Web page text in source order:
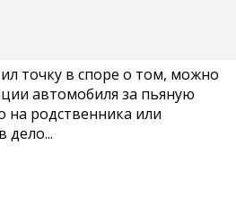
точку в споре о том, можно
автомобиля за пьяную
на родственника или
дело...